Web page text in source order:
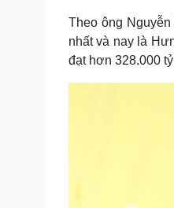
Sức khỏe
Theo ông
nhất và nay là
đạt hơn 328.000